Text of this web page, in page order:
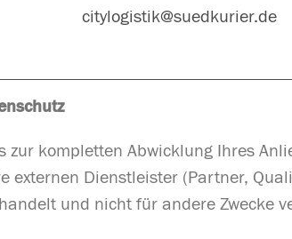
citylogistik@suedkurier.de
zur kompletten Abwicklung Ihres
externen Dienstleister (Partner,
und nicht für andere Zwecke